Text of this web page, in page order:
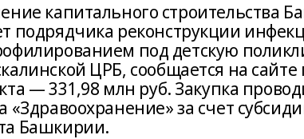
капитального строительства
подрядчика реконструкции
под детскую
ЦРБ, сообщается на
— 331,98 млн руб. Закупка
«Здравоохранение» за счет
Башкирии.